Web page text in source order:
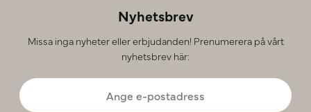
Nyhetsbrev
Missa inga nyheter eller erbjudanden! Prenumerera på vårt
nyhetsbrev här: